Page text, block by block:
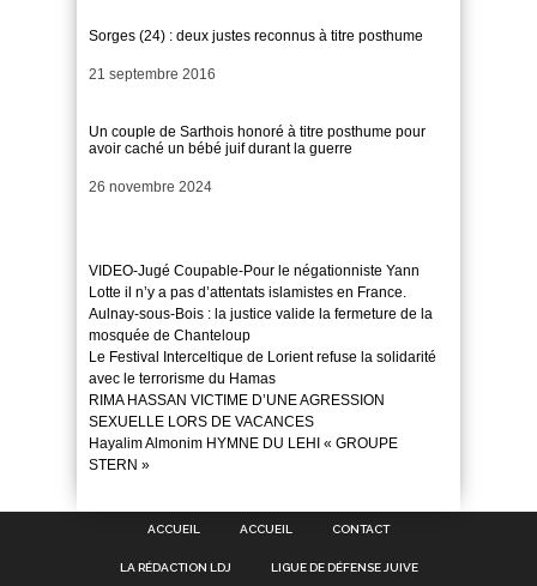
Sorges (24) : deux justes reconnus à titre posthume
Date
21 septembre 2016
Un couple de Sarthois honoré à titre posthume pour
avoir caché un bébé juif durant la guerre
Date
26 novembre 2024
VIDEO-Jugé Coupable-Pour le négationniste Yann
Lotte il n’y a pas d’attentats islamistes en France.
Aulnay-sous-Bois : la justice valide la fermeture de la
mosquée de Chanteloup
Le Festival Interceltique de Lorient refuse la solidarité
avec le terrorisme du Hamas
RIMA HASSAN VICTIME D’UNE AGRESSION
SEXUELLE LORS DE VACANCES
Hayalim Almonim HYMNE DU LEHI « GROUPE
STERN »
ACCUEIL ACCUEIL CONTACT
LA RÉDACTION LDJ LIGUE DE DÉFENSE JUIVE